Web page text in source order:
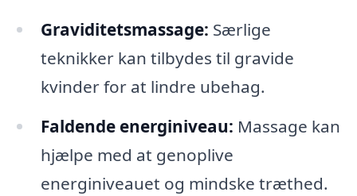
Graviditetsmassage: Særlige
teknikker kan tilbydes til gravide
kvinder for at lindre ubehag.
Faldende energiniveau: Massage kan
hjælpe med at genoplive
energiniveauet og mindske træthed.